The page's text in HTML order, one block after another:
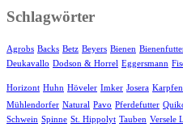
Schlagwörter
Agrobs Backs Betz Beyers Bienen
Deukavallo Dodson & Horrel Eggersmann
Horizont Huhn Höveler Imker Josera Karpfen
Mühlendorfer Natural Pavo Pferdefutter
Schwein Spinne St. Hippolyt Tauben Versele